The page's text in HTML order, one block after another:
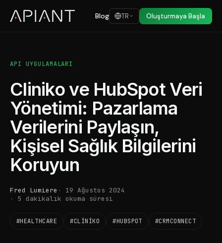
Blog TR Oluşturmaya Başla
API UYGULAMALARI
Cliniko ve HubSpot Veri
Yönetimi: Pazarlama
Verilerini Paylaşın,
Kişisel Sağlık Bilgilerini
Koruyun
Fred Lumiere
19 Ağustos 2024
5 dakikalık okuma süresi
#HEALTHCARE #CLINIKO #HUBSPOT #CRMCONNECT